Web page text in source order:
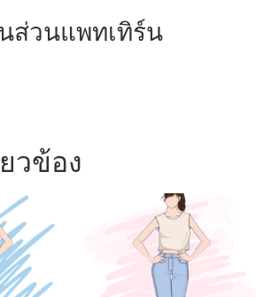
ส่วนแพทเทิร์น
วข้อง